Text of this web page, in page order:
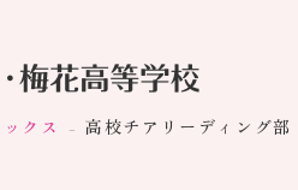
クス 高校チアリーディング